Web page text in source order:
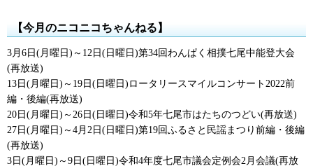
【今月のニコニコちゃんねる】
3月6日(月曜日)～12日(日曜日)第34回わんぱく相撲七尾中能登大会
(再放送)
13日(月曜日)～19日(日曜日)ロータリースマイルコンサート2022前
編・後編(再放送)
20日(月曜日)～26日(日曜日)令和5年七尾市はたちのつどい(再放送)
27日(月曜日)～4月2日(日曜日)第19回ふるさと民謡まつり前編・後編
(再放送)
3日(月曜日)～9日(日曜日)令和4年度七尾市議会定例会2月会議(再放